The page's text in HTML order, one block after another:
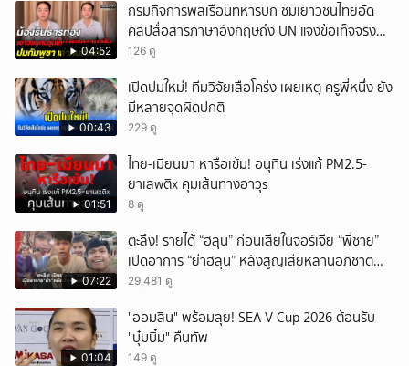
04:52
กรมกิจการพลเรือนทหารบก ชมเยาวชนไทยอัด
คลิปสื่อสารภาษาอังกฤษถึง UN แจงข้อเท็จจริง
ประวัติศาสตร์มนุษยธรรมไทย
126 ดู
00:43
เปิดปมใหม่! ทีมวิจัยเสือโคร่ง เผยเหตุ ครูพี่หนึ่ง ยัง
มีหลายจุดผิดปกติ
229 ดู
01:51
ไทย-เมียนมา หารือเข้ม! อนุทิน เร่งแก้ PM2.5-
ยาเสwติx คุมเส้นทางอาวุs
8 ดู
07:22
ตะลึง! รายได้ “ฮลุน” ก่อนเสียในจอร์เจีย “พี่ชาย”
เปิดอาการ “ย่าฮลุน” หลังสูญเสียหลานอภิชาต
บุตร!
29,481 ดู
01:04
"ออมสิน" พร้อมลุย! SEA V Cup 2026 ต้อนรับ
"บุ๋มบิ๋ม" คืนทัพ
149 ดู